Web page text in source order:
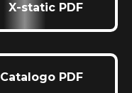
X-static PDF
Catalogo PDF